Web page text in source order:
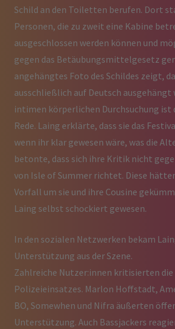
Schild an den Toiletten berufen. Dort
Personen, die zu zweit eine Kabine
ausgeschlossen werden können und
gegen das Betäubungsmittelgesetz
angehängtes Foto des Schildes zeigt,
ausschließlich auf Deutsch ausgehängt
intimen körperlichen Durchsuchung ist
Rede. Laing erklärte, dass sie das
wenn ihr klar gewesen wäre, was die
betonte, dass sich ihre Kritik nicht
von Isle of Summer richtet. Diese
Vorfall um sie und ihre Cousine
Laing selbst schockiert gewesen.
In den sozialen Netzwerken bekam
Unterstützung aus der Szene.
Zahlreiche Nutzer:innen kritisierten die
Polizeieinsatzes. Marlon Hoffstadt,
BO, Somewhen und Nifra äußerten
Unterstützung. Auch Bassjackers